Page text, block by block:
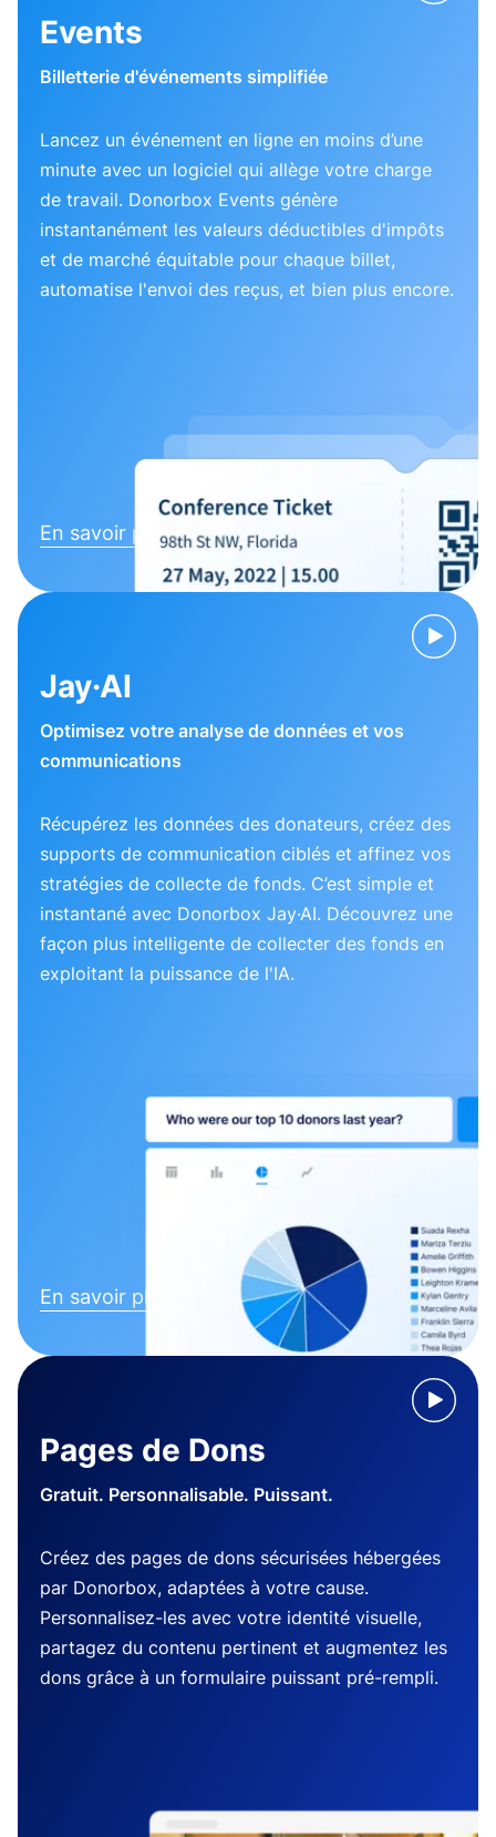
Events
Billetterie d'événements simplifiée
Lancez un événement en ligne en moins d’une
minute avec un logiciel qui allège votre charge
de travail. Donorbox Events génère
instantanément les valeurs déductibles d'impôts
et de marché équitable pour chaque billet,
automatise l'envoi des reçus, et bien plus encore.
En savoir plus
Jay·AI
Optimisez votre analyse de données et vos
communications
Récupérez les données des donateurs, créez des
supports de communication ciblés et affinez vos
stratégies de collecte de fonds. C’est simple et
instantané avec Donorbox Jay·AI. Découvrez une
façon plus intelligente de collecter des fonds en
exploitant la puissance de l'IA.
En savoir plus
Pages de Dons
Gratuit. Personnalisable. Puissant.
Créez des pages de dons sécurisées hébergées
par Donorbox, adaptées à votre cause.
Personnalisez-les avec votre identité visuelle,
partagez du contenu pertinent et augmentez les
dons grâce à un formulaire puissant pré-rempli.